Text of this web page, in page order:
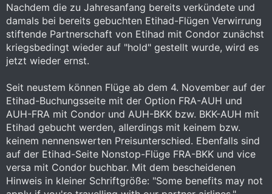
Nachdem die zu Jahresanfang bereits verkündete und
damals bei bereits gebuchten Etihad-Flügen Verwirrung
stiftende Partnerschaft von Etihad mit Condor zunächst
kriegsbedingt wieder auf "hold" gestellt wurde, wird es
jetzt wieder ernst.
Seit neustem können Flüge ab dem 4. November auf der
Etihad-Buchungsseite mit der Option FRA-AUH und
AUH-FRA mit Condor und AUH-BKK bzw. BKK-AUH mit
Etihad gebucht werden, allerdings mit keinem bzw.
keinem nennenswerten Preisunterschied. Ebenfalls sind
auf der Etihad-Seite Nonstop-Flüge FRA-BKK und vice
versa mit Condor buchbar. Mit dem bescheidenen
Hinweis in kleiner Schriftgröße: "Some benefits may not